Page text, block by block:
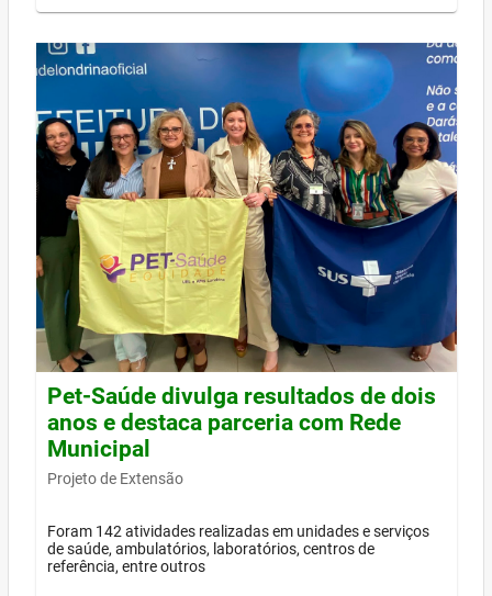
Pet-Saúde divulga resultados de dois
anos e destaca parceria com Rede
Municipal
Projeto de Extensão
Foram 142 atividades realizadas em unidades e serviços
de saúde, ambulatórios, laboratórios, centros de
referência, entre outros